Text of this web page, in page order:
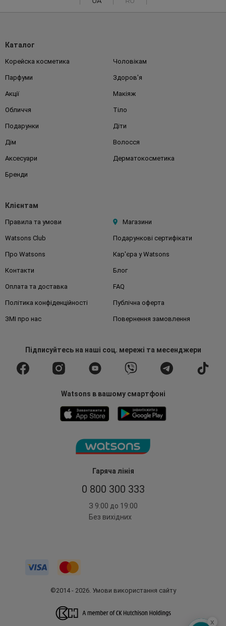
Гаряча лінія
0 800 300 333
З 9:00 до 19:00
Без вихідних
Каталог
Корейска косметика Чоловікам
Парфуми Здоров'я
Акції Макіяж
Обличчя Тіло
Подарунки Діти
Дім Волосся
Аксесуари Дерматокосметика
Бренди
Клієнтам
Правила та умови Магазини
Watsons Club Подарункові сертифікати
Про Watsons Кар'єра у Watsons
Контакти Блог
Оплата та доставка FAQ
Політика конфіденційності Публічна оферта
ЗМІ про нас Повернення замовлення
Підписуйтесьна наші соц. мережі та месенджери
Watsons в вашому смартфоні
©2014 - 2026. Умови використання сайту
x